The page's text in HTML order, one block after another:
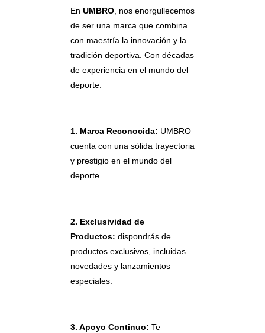
En UMBRO, nos enorgullecemos
de ser una marca que combina
con maestría la innovación y la
tradición deportiva. Con décadas
de experiencia en el mundo del
deporte.
1. Marca Reconocida: UMBRO
cuenta con una sólida trayectoria
y prestigio en el mundo del
deporte.
2. Exclusividad de
Productos: dispondrás de
productos exclusivos, incluidas
novedades y lanzamientos
especiales.
3. Apoyo Continuo: Te